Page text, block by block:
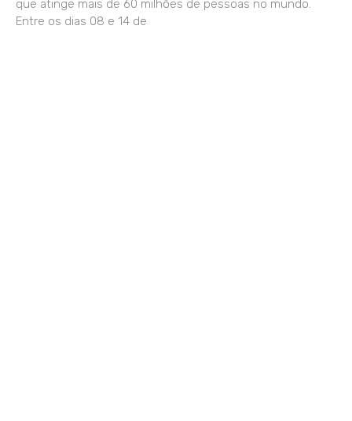
que atinge mais de 60 milhões de pessoas no mundo.
Entre os dias 08 e 14 de